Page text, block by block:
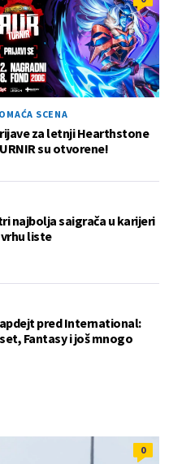
SCENA
za letnji Hearthstone
su otvorene!
najbolja saigrača u karijeri
vrhu liste
pred International:
Fantasy i još mnogo
0